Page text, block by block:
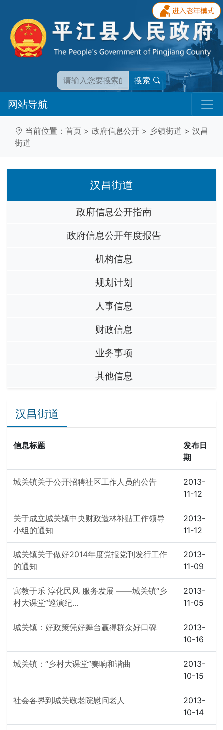
搜索
网站导航
当前位置： 首页 > 政府信息公开 > 乡镇街道 > 汉昌
街道
汉昌街道
政府信息公开指南
政府信息公开年度报告
机构信息
规划计划
人事信息
财政信息
业务事项
其他信息
汉昌街道
信息标题
发布日
期
城关镇关于公开招聘社区工作人员的公告
2013-
11-12
关于成立城关镇中央财政造林补贴工作领导
小组的通知
2013-
11-12
城关镇关于做好2014年度党报党刊发行工作
的通知
2013-
11-09
寓教于乐 淳化民风 服务发展 ——城关镇“乡
村大课堂”巡演纪...
2013-
11-05
城关镇：好政策凭好舞台赢得群众好口碑
2013-
10-16
城关镇：“乡村大课堂”奏响和谐曲
2013-
10-15
社会各界到城关敬老院慰问老人
2013-
10-14